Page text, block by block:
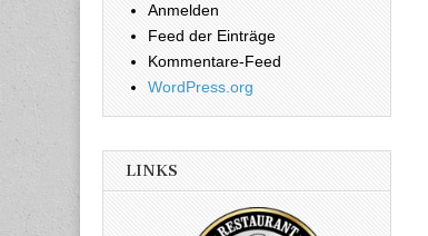
Anmelden
Feed der Einträge
Kommentare-Feed
WordPress.org
LINKS